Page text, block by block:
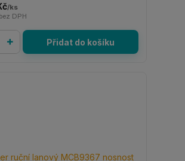
/ks
bez DPH
Přidat do košíku